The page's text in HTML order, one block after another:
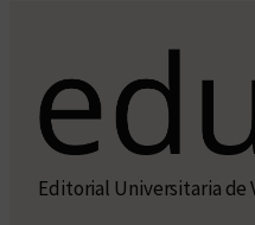
Editorial Universitaria de